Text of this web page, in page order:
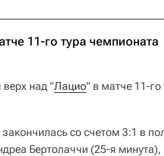
11-го тура чемпионата
верх над "Лацио" в матче 11-го
со счетом 3:1 в
Бертолаччи (25-я минута),